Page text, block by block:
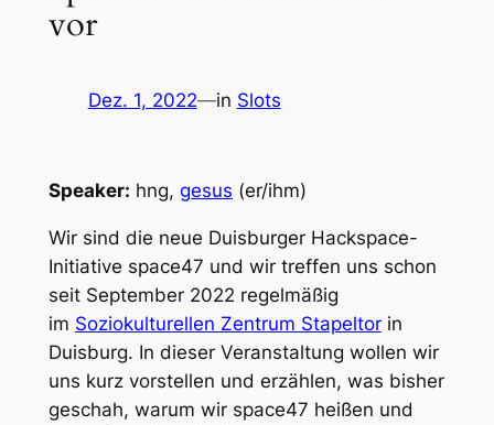
vor
Dez. 1, 2022—in Slots
Speaker: hng, gesus (er/ihm)
Wir sind die neue Duisburger Hackspace-
Initiative space47 und wir treffen uns schon
seit September 2022 regelmäßig
im Soziokulturellen Zentrum Stapeltorin
Duisburg. In dieser Veranstaltung wollen wir
uns kurz vorstellen und erzählen, was bisher
geschah, warum wir space47 heißen und